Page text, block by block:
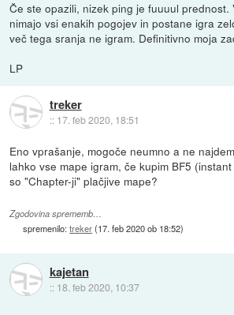
Če ste opazili, nizek ping je fuuuul prednost.
nimajo vsi enakih pogojev in postane igra
več tega sranja ne igram. Definitivno moja
LP
treker
:: 17. feb 2020, 18:51
Eno vprašanje, mogoče neumno a ne
lahko vse mape igram, če kupim BF5
so "Chapter-ji" plačjive mape?
Zgodovina sprememb…
spremenilo:treker(17. feb 2020 ob 18:52)
kajetan
:: 18. feb 2020, 10:37